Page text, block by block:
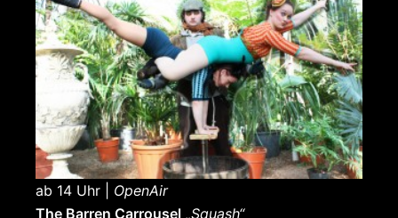
ab 14 Uhr | OpenAir
The Barren Carrousel „Squash“